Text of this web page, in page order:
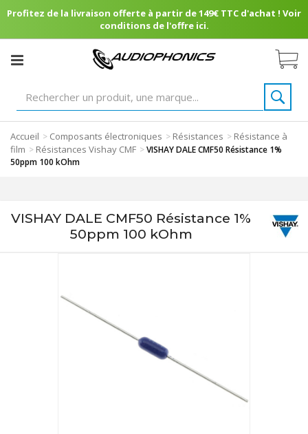
Profitez de la livraison offerte à partir de 149€ TTC d'achat ! Voir
conditions de l'offre ici.
Accueil > Composants électroniques > Résistances > Résistance à
film > Résistances Vishay CMF >VISHAY DALE CMF50 Résistance 1%
50ppm 100 kOhm
VISHAY DALE CMF50 Résistance 1%
50ppm 100 kOhm